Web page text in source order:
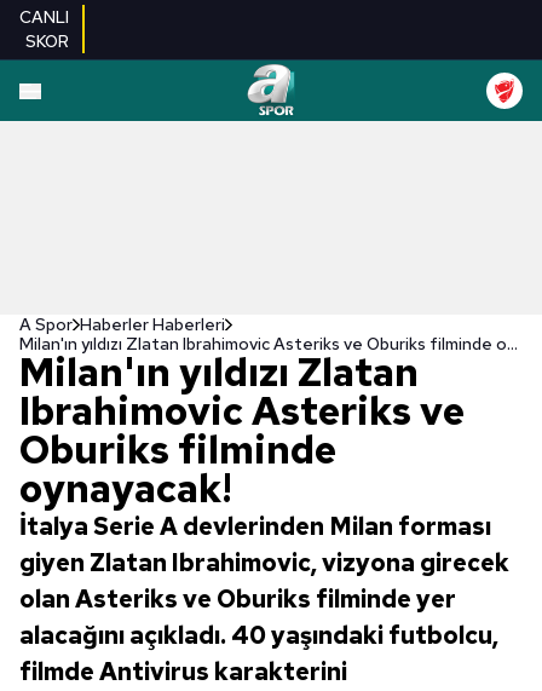
CANLI
SKOR
A Spor Haberler Haberleri
Milan'ın yıldızı Zlatan Ibrahimovic Asteriks ve Oburiks filminde oynayacak!
Milan'ın yıldızı Zlatan
Ibrahimovic Asteriks ve
Oburiks filminde
oynayacak!
İtalya Serie A devlerinden Milan forması
giyen Zlatan Ibrahimovic, vizyona girecek
olan Asteriks ve Oburiks filminde yer
alacağını açıkladı. 40 yaşındaki futbolcu,
filmde Antivirus karakterini